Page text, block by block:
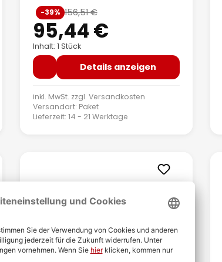
Verkaufspreis:
95,44 €
Regulärer Preis:
156,51 €
-39%
Inhalt: 1 Stück
Details anzeigen
inkl. MwSt. zzgl. Versandkosten
Versandart: Paket
Lieferzeit: 14 - 21 Werktage